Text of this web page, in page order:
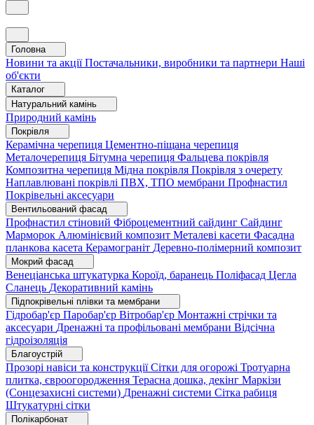
Головна
Новини та акціїПостачальники, виробники та партнери Наші
об'єкти
Каталог
Натуральний камінь
Природний камінь
Покрівля
Керамічна черепиця Цементно-піщана черепиця
Металочерепиця Бітумна черепиця Фальцева покрівля
Композитна черепиця Мідна покрівля Покрівля з очерету
Наплавлювані покрівлі ПВХ, ТПО мембрани Профнастил
Покрівельні аксесуари
Вентильований фасад
Профнастил стіновий Фіброцементний сайдинг Сайдинг
Марморок Алюмінієвий композит Металеві касети Фасадна
планкова касета Керамограніт Деревно-полімерний композит
Мокрий фасад
Венеціанська штукатурка Короїд, баранець Поліфасад Цегла
Сланець Декоративний камінь
Підпокрівельні плівки та мембрани
Гідробар'єр Паробар'єр Вітробар'єр Монтажні стрічки та
аксесуари Дренажні та профільовані мембрани Відсічна
гідроізоляція
Благоустрій
Прозорі навіси та конструкціїСітки для огорожі Тротуарна
плитка, євроогородження Терасна дошка, декінг Маркізи
(Сонцезахисні системи) Дренажні системи Сітка рабиця
Штукатурні сітки
Полікарбонат